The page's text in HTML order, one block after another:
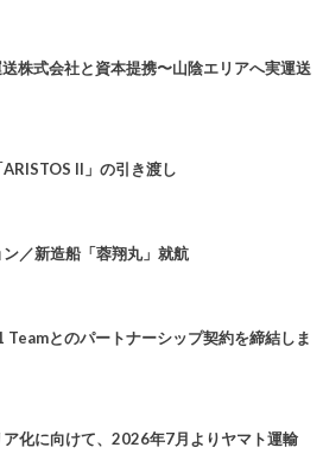
株式会社と資本提携〜山陰エリアへ実運送
II」の引き渡し
／新造船「蓉翔丸」就航
Teamとのパートナーシップ契約を締結しま
ア化に向けて、2026年7月よりヤマト運輸